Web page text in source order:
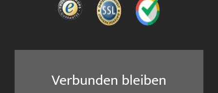
Verbunden bleiben